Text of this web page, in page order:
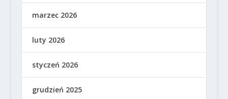
marzec 2026
luty 2026
styczeń 2026
grudzień 2025